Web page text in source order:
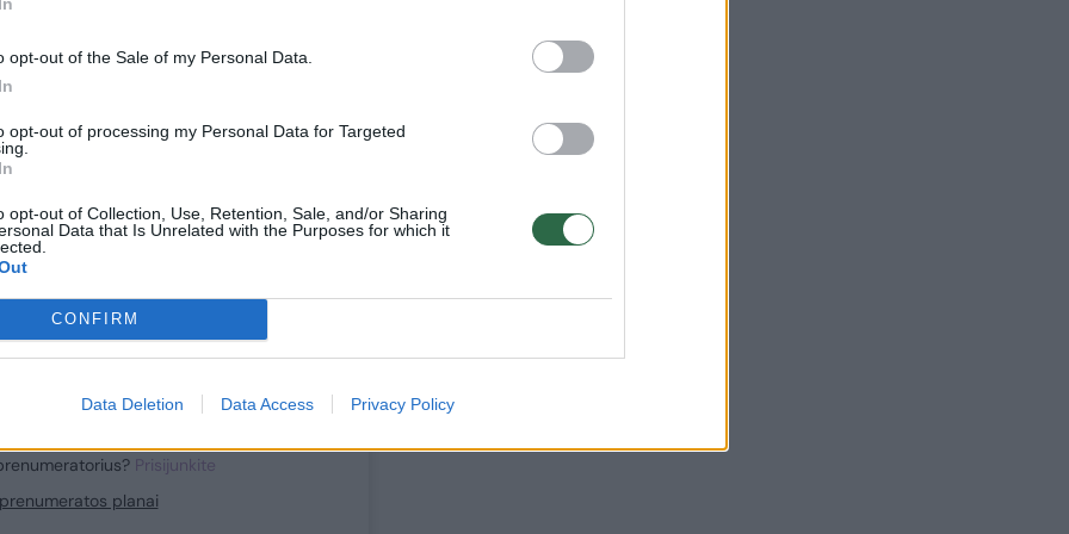
opt-out of the Sale of my Personal Data.
opt-out of processing my Personal Data for Targeted
opt-out of Collection, Use, Retention, Sale, and/or Sharing
Data that Is Unrelated with the Purposes for which it
CONFIRM
Data Deletion Data Access Privacy Policy
toliau?
mūsų bendruomenės
prenumeratoriumi
1 Eur / mėn.
Prisijunkite
planai